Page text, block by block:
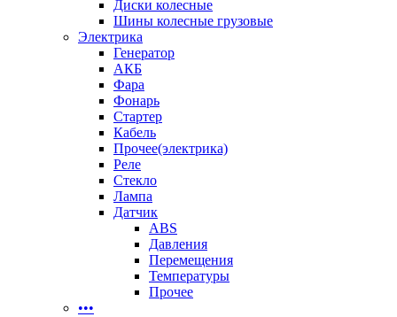
Диски колесные
Шины колесные грузовые
Электрика
Генератор
АКБ
Фара
Фонарь
Стартер
Кабель
Прочее(электрика)
Реле
Стекло
Лампа
Датчик
ABS
Давления
Перемещения
Температуры
Прочее
•••